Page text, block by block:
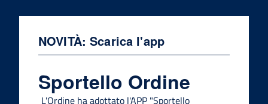
NOVITÀ: Scarica l'app
Sportello Ordine
L'Ordine ha adottato l'APP "Sportello